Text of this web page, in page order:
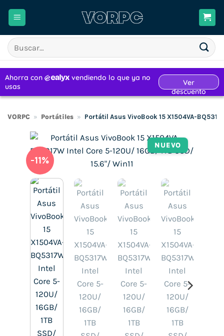
Buscar
por:
VORPC » Portátiles » Portátil Asus VivoBook 15 X1504VA-
NUEVO
-11%